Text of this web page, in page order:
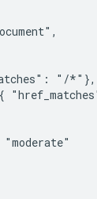
"/*"},
"moderate"